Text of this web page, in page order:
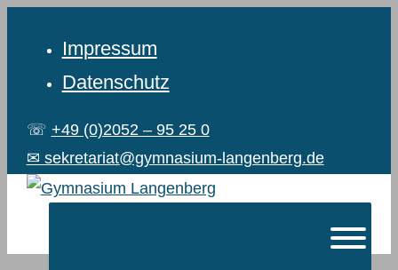
Impressum
Datenschutz
☏ +49 (0)2052 – 95 25 0
✉ sekretariat@gymnasium-langenberg.de